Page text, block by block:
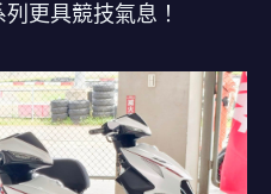
更具競技氣息！